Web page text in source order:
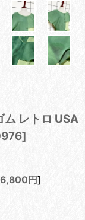
ム レトロ USA
]
6,800 円]